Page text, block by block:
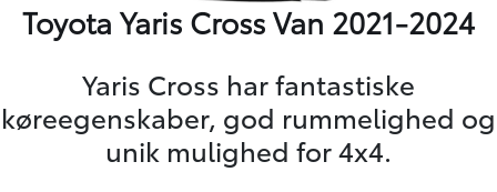
Toyota Yaris Cross Van 2021-2024
Yaris Cross har fantastiske
køreegenskaber, god rummelighed og
unik mulighed for 4x4.